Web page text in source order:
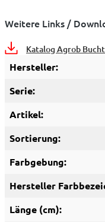
Weitere Links /
Katalog Agrob
Hersteller:
Serie:
Artikel:
Sortierung:
Farbgebung:
Hersteller
Länge (cm):